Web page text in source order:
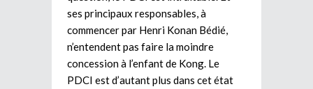
ses principaux responsables, à
commencer par Henri Konan Bédié,
n’entendent pas faire la moindre
concession à l’enfant de Kong. Le
PDCI est d’autant plus dans cet état